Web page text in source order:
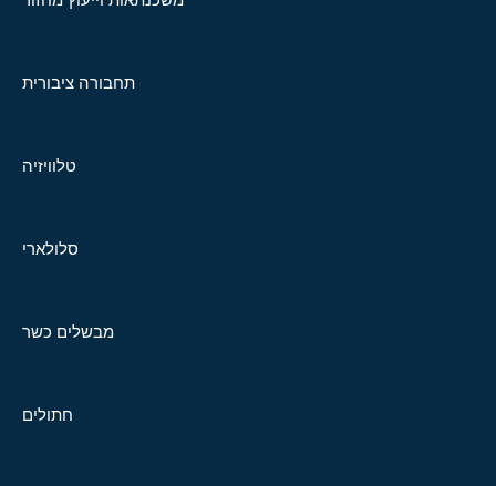
תחבורה ציבורית
טלוויזיה
סלולארי
מבשלים כשר
חתולים